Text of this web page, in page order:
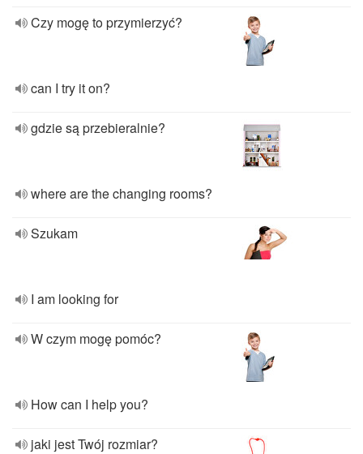
Czy mogę to przymierzyć?
can I try it on?
gdzie są przebieralnie?
where are the changing rooms?
Szukam
I am looking for
W czym mogę pomóc?
How can I help you?
jaki jest Twój rozmiar?